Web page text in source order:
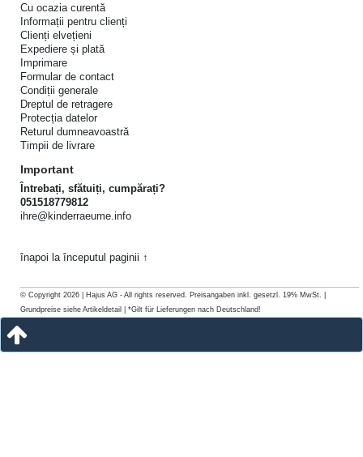
Cu ocazia curentă
Informații pentru clienți
Clienți elvețieni
Expediere și plată
Imprimare
Formular de contact
Condiții generale
Dreptul de retragere
Protecția datelor
Returul dumneavoastră
Timpii de livrare
Important
Întrebați, sfătuiți, cumpărați?
051518779812
ihre@kinderraeume.info
înapoi la începutul paginii ↑
© Copyright 2026 | Hajus AG - All rights reserved. Preisangaben inkl. gesetzl. 19% MwSt. |
Grundpreise siehe Artikeldetail | *Gilt für Lieferungen nach Deutschland!